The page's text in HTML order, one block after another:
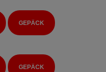
GEPÄCK
GEPÄCK